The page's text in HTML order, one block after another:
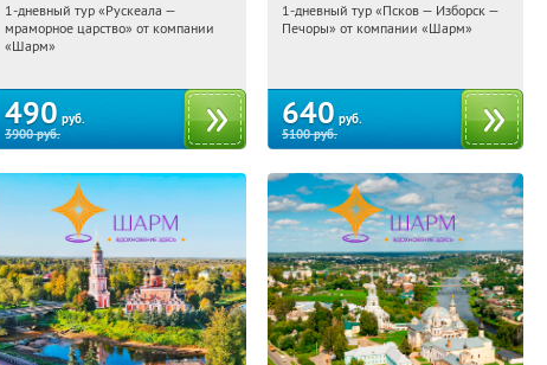
11:44:01 Купили:
Достоевская
1-дневный тур «Рускеала —
мраморное царство» от компании
«Шарм»
490 руб.
3900руб.
11:44:01 Купили:12
1-дневный тур «Псков — Изборск —
Печоры» от компании «Шарм»
640 руб.
5100руб.